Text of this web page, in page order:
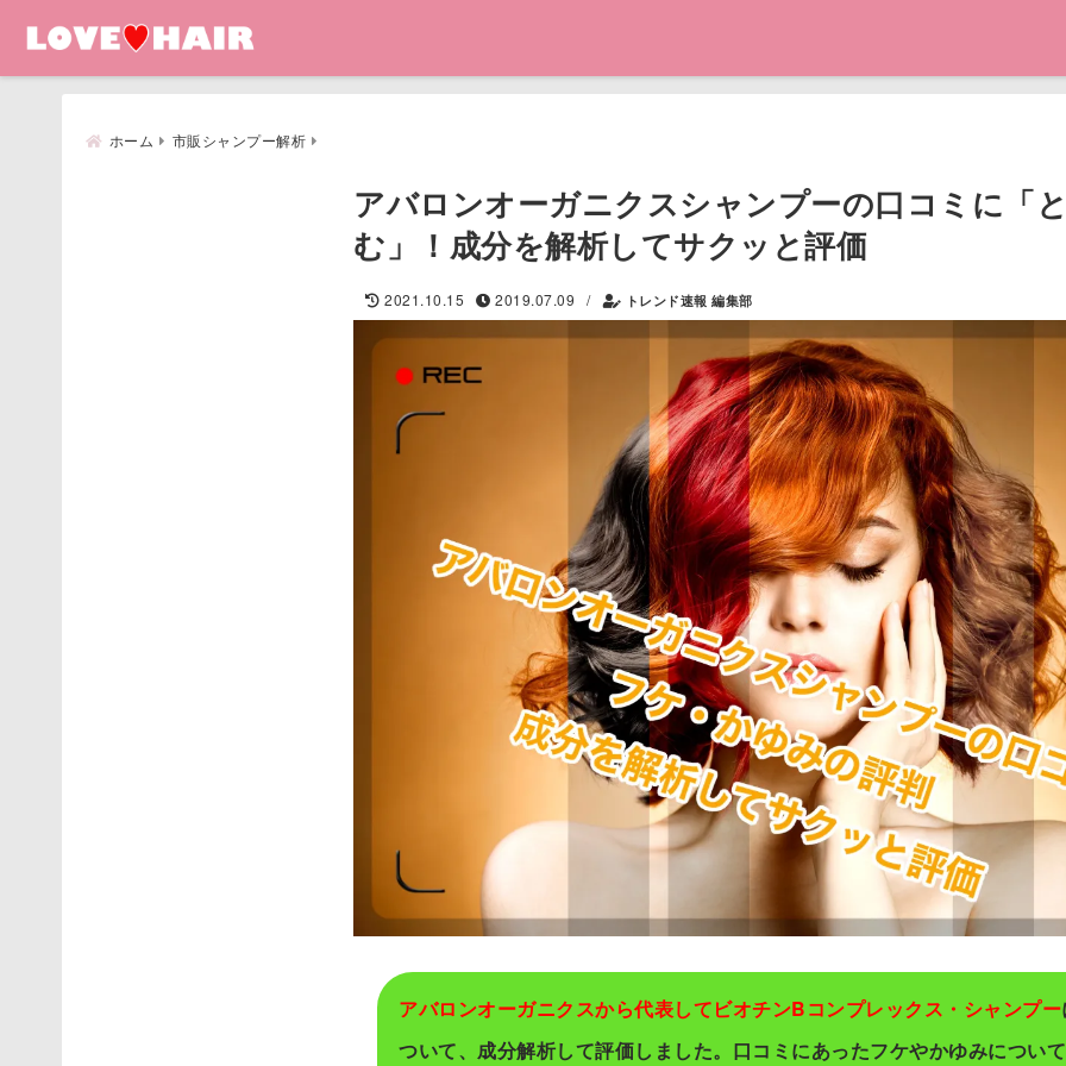
ホーム 市販シャンプー解析
アバロンオーガニクスシャンプーの口コミに「
む」！成分を解析してサクッと評価
2021.10.15 2019.07.09 / トレンド速報 編集部
アバロンオーガニクスから代表してビオチンBコンプレックス・シャンプー
ついて、成分解析して評価しました。口コミにあったフケやかゆみについ